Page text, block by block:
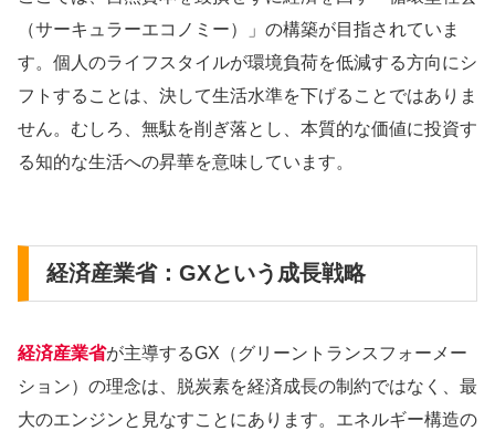
（サーキュラーエコノミー）」の構築が目指されていま
す。個人のライフスタイルが環境負荷を低減する方向にシ
フトすることは、決して生活水準を下げることではありま
せん。むしろ、無駄を削ぎ落とし、本質的な価値に投資す
る知的な生活への昇華を意味しています。
経済産業省：GXという成長戦略
経済産業省が主導するGX（グリーントランスフォーメー
ション）の理念は、脱炭素を経済成長の制約ではなく、最
大のエンジンと見なすことにあります。エネルギー構造の